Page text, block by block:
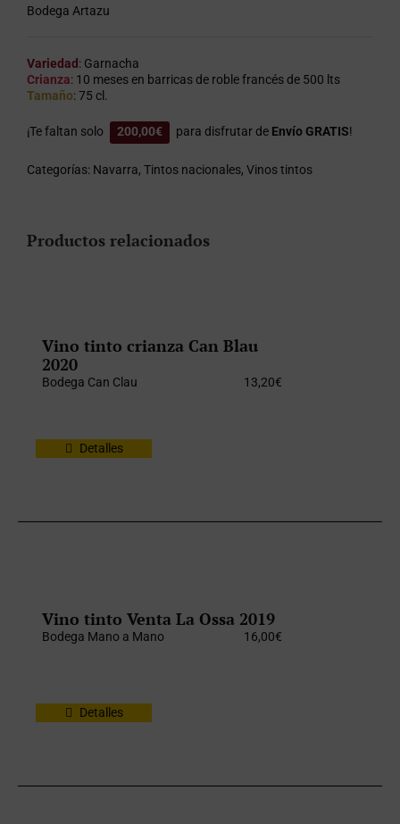
Bodega Artazu
Variedad : Garnacha
Crianza: 10 meses en barricas de roble francés de 500 lts
Tamaño: 75 cl.
¡Te faltan solo 200,00€ para disfrutar de Envío GRATIS!
Categorías: Navarra, Tintos nacionales, Vinos tintos
Productos relacionados
Vino tinto crianza Can Blau
2020
Bodega Can Clau 13,20€
Detalles
Vino tinto Venta La Ossa 2019
Bodega Mano a Mano 16,00€
Detalles